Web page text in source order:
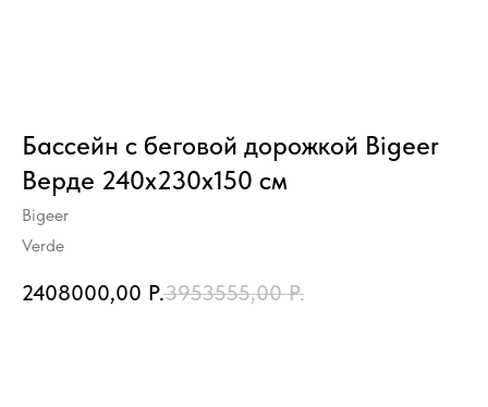
Бассейн с беговой дорожкой Bigeer
Верде 240x230x150 см
Bigeer
Verde
2408000,00 Р.3953555,00 Р.